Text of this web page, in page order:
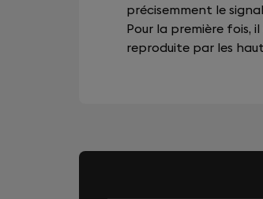
précisemment le
Pour la première fois,
reproduite par les